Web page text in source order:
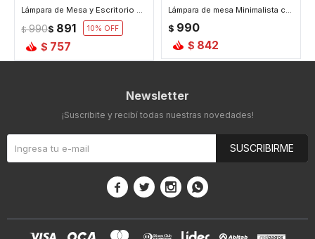
Lámpara de Mesa y Escritorio con Luz Led Honguito Mini - Negro
$ 891
$ 990 10
$ 757
Lámpara de mesa Minimalista con Luz Led - Negro
$ 990
$ 842
Newsletter
¡Suscribite y recibí todas nuestras novedades!
SUSCRIBIRME
   